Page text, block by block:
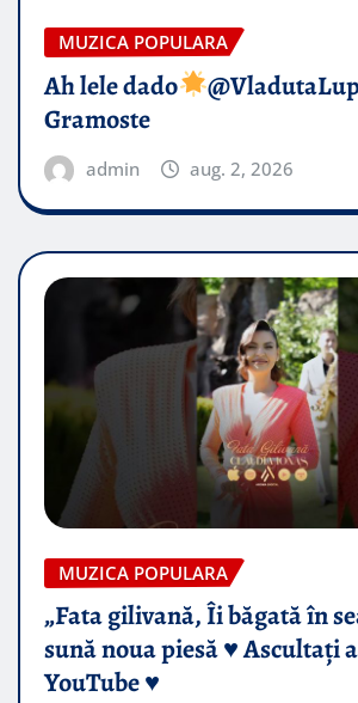
MUZICA POPULARA
Ah lele dado​
Gramoste
admin aug. 2, 2026
MUZICA POPULARA
„Fata gilivană, Îi băgată în
sună noua piesă ♥️ Ascultați
YouTube ♥️